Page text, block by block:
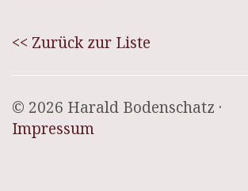
<< Zurück zur Liste
© 2026 Harald Bodenschatz ·
Impressum